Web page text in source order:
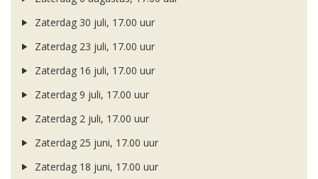
Zaterdag 30 juli, 17.00 uur
Zaterdag 23 juli, 17.00 uur
Zaterdag 16 juli, 17.00 uur
Zaterdag 9 juli, 17.00 uur
Zaterdag 2 juli, 17.00 uur
Zaterdag 25 juni, 17.00 uur
Zaterdag 18 juni, 17.00 uur